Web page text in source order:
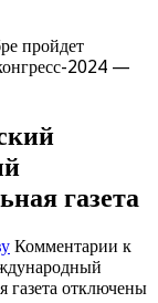
пройдет
2024 —
газета
Комментарии к
отключены